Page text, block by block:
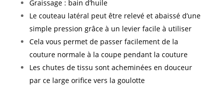
Graissage : bain d’huile
Le couteau latéral peut être relevé et abaissé d’une
simple pression grâce à un levier facile à utiliser
Cela vous permet de passer facilement de la
couture normale à la coupe pendant la couture
Les chutes de tissu sont acheminées en douceur
par ce large orifice vers la goulotte